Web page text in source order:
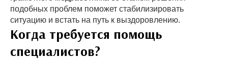
подобных проблем поможет стабилизировать
ситуацию и встать на путь к выздоровлению.
Когда требуется помощь
специалистов?